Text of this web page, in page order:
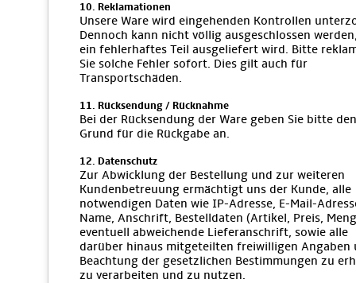
10. Reklamationen
Unsere Ware wird eingehenden Kontrollen
Dennoch kann nicht völlig ausgeschlossen
ein fehlerhaftes Teil ausgeliefert wird. Bitte
Sie solche Fehler sofort. Dies gilt auch für
Transportschäden.
11. Rücksendung / Rücknahme
Bei der Rücksendung der Ware geben Sie bitte den
Grund für die Rückgabe an.
12. Datenschutz
Zur Abwicklung der Bestellung und zur weiteren
Kundenbetreuung ermächtigt uns der Kunde, alle
notwendigen Daten wie IP-Adresse, E-Mail-
Name, Anschrift, Bestelldaten (Artikel, Preis,
eventuell abweichende Lieferanschrift, sowie alle
darüber hinaus mitgeteilten freiwilligen Angaben
Beachtung der gesetzlichen Bestimmungen zu
zu verarbeiten und zu nutzen.